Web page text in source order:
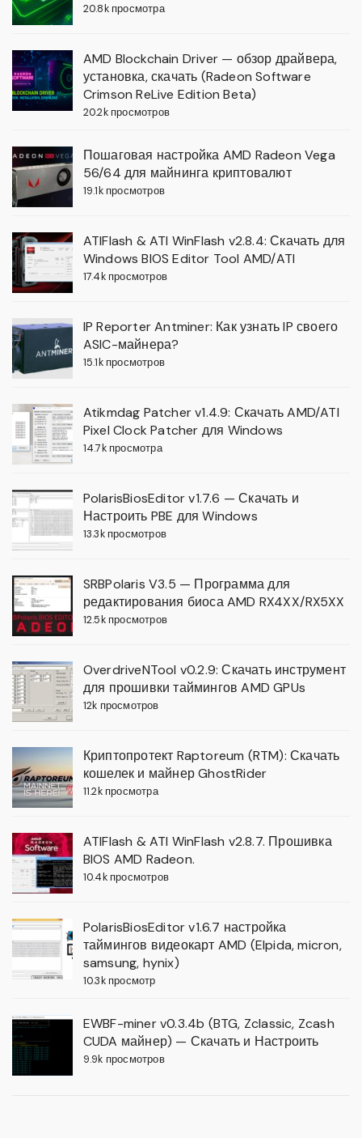
20.8k просмотра
AMD Blockchain Driver — обзор драйвера,
установка, скачать (Radeon Software
Crimson ReLive Edition Beta)
20.2k просмотров
Пошаговая настройка AMD Radeon Vega
56/64 для майнинга криптовалют
19.1k просмотров
ATIFlash & ATI WinFlash v2.8.4: Скачать для
Windows BIOS Editor Tool AMD/ATI
17.4k просмотров
IP Reporter Antminer: Как узнать IP своего
ASIC-майнера?
15.1k просмотров
Atikmdag Patcher v1.4.9: Скачать AMD/ATI
Pixel Clock Patcher для Windows
14.7k просмотра
PolarisBiosEditor v1.7.6 — Скачать и
Настроить PBE для Windows
13.3k просмотров
SRBPolaris V3.5 — Программа для
редактирования биоса AMD RX4XX/RX5XX
12.5k просмотров
OverdriveNTool v0.2.9: Скачать инструмент
для прошивки таймингов AMD GPUs
12k просмотров
Криптопротект Raptoreum (RTM): Скачать
кошелек и майнер GhostRider
11.2k просмотра
ATIFlash & ATI WinFlash v2.8.7. Прошивка
BIOS AMD Radeon.
10.4k просмотров
PolarisBiosEditor v1.6.7 настройка
таймингов видеокарт AMD (Elpida, micron,
samsung, hynix)
10.3k просмотр
EWBF-miner v0.3.4b (BTG, Zclassic, Zcash
CUDA майнер) — Скачать и Настроить
9.9k просмотров